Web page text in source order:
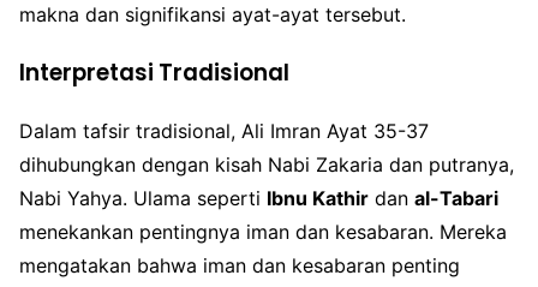
makna dan signifikansi ayat-ayat tersebut.
Interpretasi Tradisional
Dalam tafsir tradisional, Ali Imran Ayat 35-37
dihubungkan dengan kisah Nabi Zakaria dan putranya,
Nabi Yahya. Ulama seperti Ibnu Kathir dan al-Tabari
menekankan pentingnya iman dan kesabaran. Mereka
mengatakan bahwa iman dan kesabaran penting